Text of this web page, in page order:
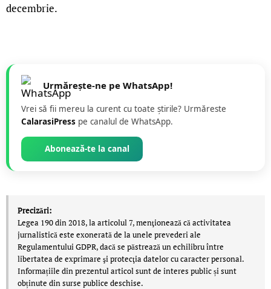
decembrie.
Urmărește-ne pe WhatsApp!
Vrei să fii mereu la curent cu toate știrile? Urmăreste
CalarasiPress pe canalul de WhatsApp.
Abonează-te la canal
Precizări:
Legea 190 din 2018, la articolul 7, menţionează că activitatea
jurnalistică este exonerată de la unele prevederi ale
Regulamentului GDPR, dacă se păstrează un echilibru între
libertatea de exprimare şi protecţia datelor cu caracter personal.
Informațiile din prezentul articol sunt de interes public și sunt
obținute din surse publice deschise.